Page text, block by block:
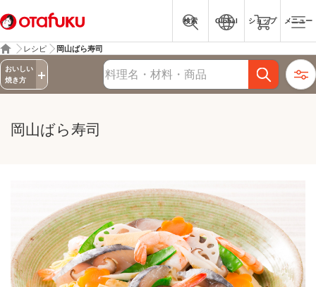
検索 Global ショップ メニュー
レシピ 岡山ばら寿司
おいしい
焼き方
レシピ検索
岡山ばら寿司